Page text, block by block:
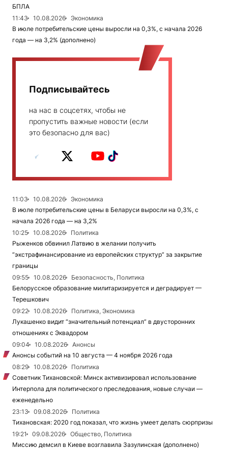
БПЛА
11:43
10.08.2026
Экономика
В июле потребительские цены выросли на 0,3%, с начала 2026
года — на 3,2% (дополнено)
Подписывайтесь
на нас в соцсетях, чтобы не
пропустить важные новости (если
это безопасно для вас)
11:03 10.08.2026
Экономика
В июле потребительские цены в Беларуси выросли на 0,3%, с
начала 2026 года — на 3,2%
10:25
10.08.2026
Политика
Рыженков обвинил Латвию в желании получить
“экстрафинансирование из европейских структур” за закрытие
границы
09:55
10.08.2026
Безопасность, Политика
Белорусское образование милитаризируется и деградирует —
Терешкович
09:22
10.08.2026
Политика, Экономика
Лукашенко видит “значительный потенциал” в двусторонних
отношениях с Эквадором
09:04
10.08.2026
Анонсы
Анонсы событий на 10 августа — 4 ноября 2026 года
08:29
10.08.2026
Политика
Советник Тихановской: Минск активизировал использование
Интерпола для политического преследования, новые случаи —
еженедельно
23:13
09.08.2026
Политика
Тихановская: 2020 год показал, что жизнь умеет делать сюрпризы
19:21
09.08.2026
Общество, Политика
Миссию демсил в Киеве возглавила Зазулинская (дополнено)